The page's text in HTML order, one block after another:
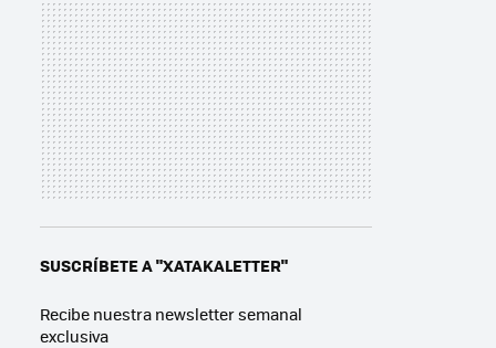
SUSCRÍBETE A "XATAKALETTER"
Recibe nuestra newsletter semanal
exclusiva